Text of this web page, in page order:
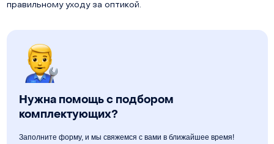
правильному уходу за оптикой.
Нужна помощь с подбором
комплектующих?
Заполните форму, и мы свяжемся с вами в ближайшее время!